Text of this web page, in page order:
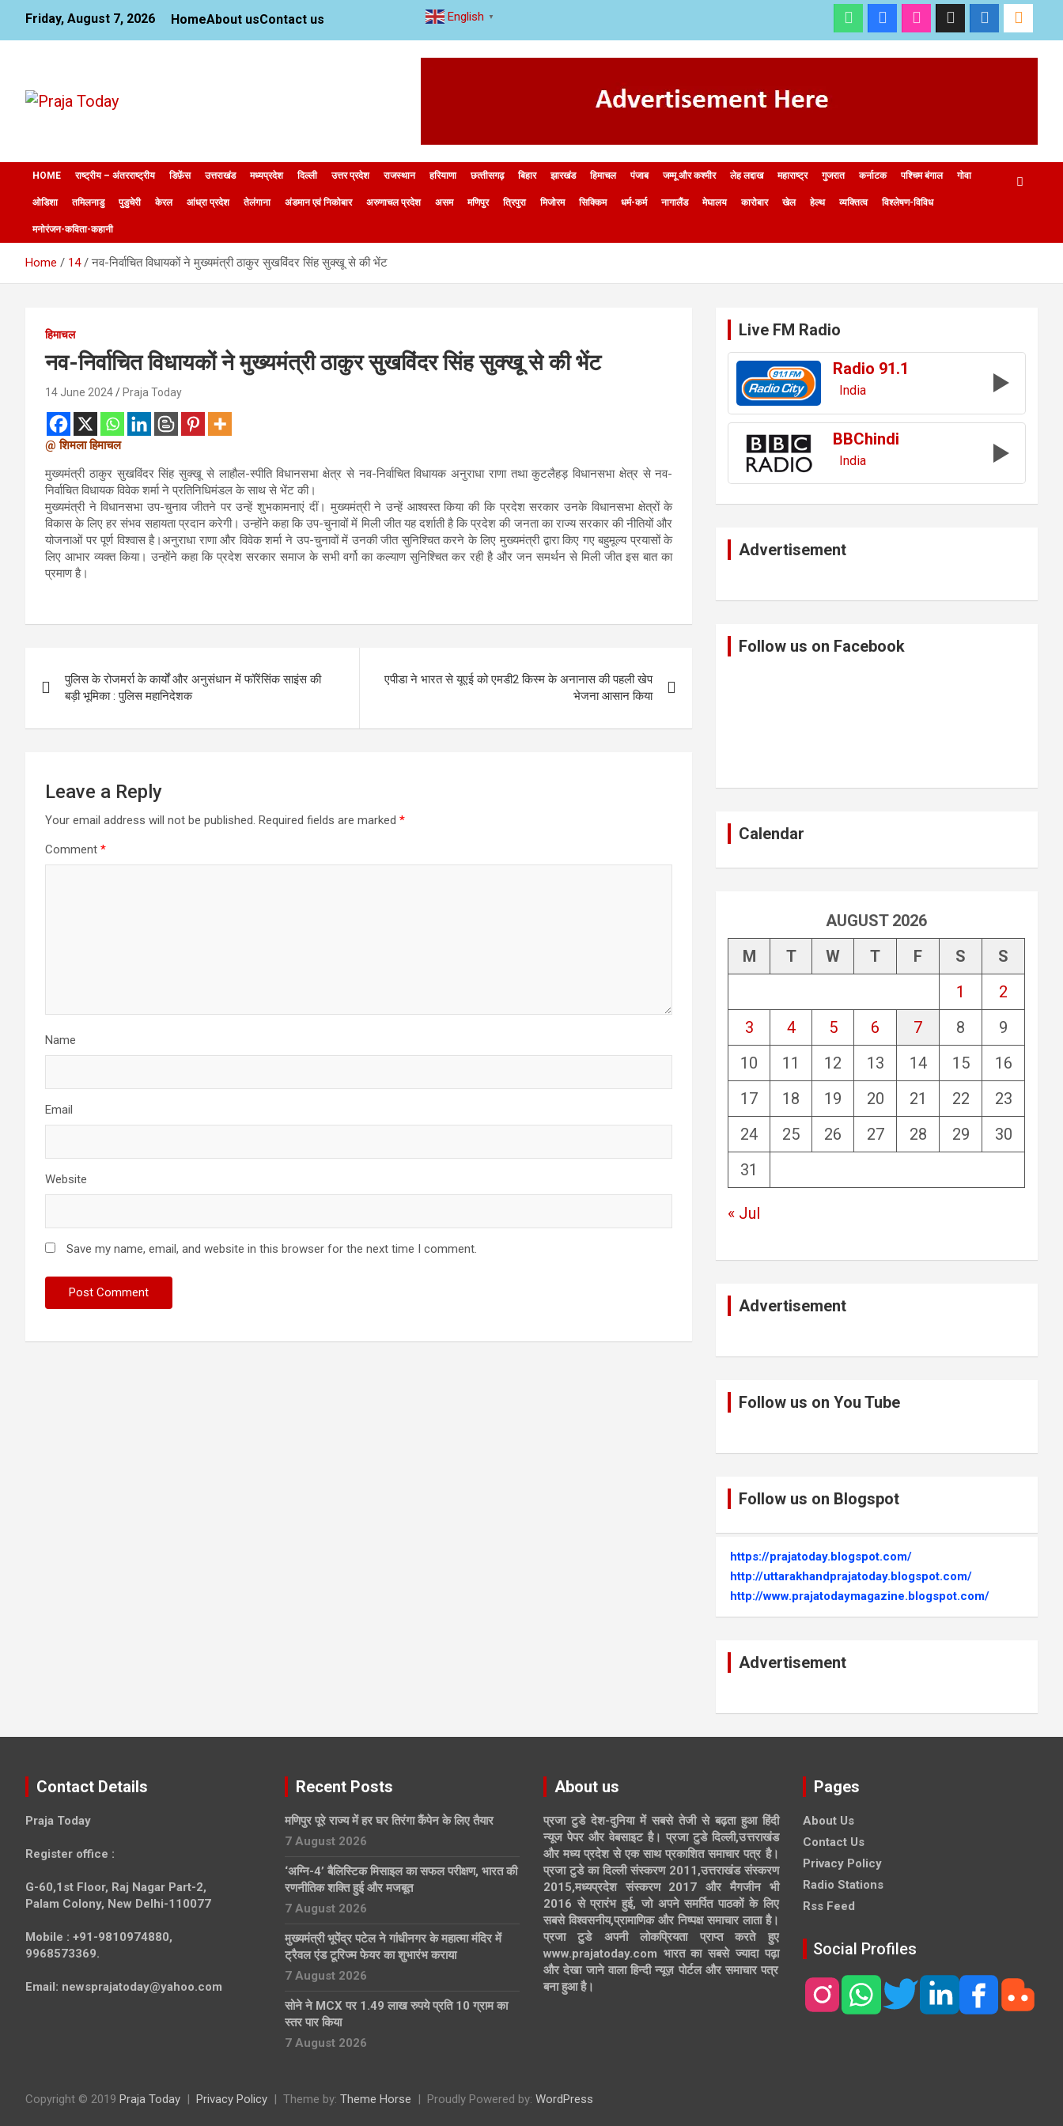
content
Friday, August 7, 2026 HomeAbout usContact us
HOME राष्ट्रीय – अंतरराष्ट्रीय डिफ़ेंस उत्तराखंड मध्यप्रदेश दिल्ली उत्तर प्रदेश राजस्थान हरियाणा छत्‍तीसगढ़ बिहार झारखंड हिमाचल पंजाब जम्मू और कश्मीर लेह लद्दाख महाराष्ट्र गुजरात कर्नाटक पश्चिम बंगाल गोवा
ओडिशा तमिलनाडु पुडुचेरी केरल आंध्रा प्रदेश तेलंगाना अंडमान एवं निकोबार अरुणाचल प्रदेश असम मणिपुर त्रिपुरा मिजोरम सिक्किम धर्म-कर्म नागालैंड मेघालय कारोबार खेल हेल्थ व्यक्तित्व विश्लेषण-विविध
मनोरंजन-कविता-कहानी
Home 14 नव-निर्वाचित विधायकों ने मुख्यमंत्री ठाकुर सुखविंदर सिंह सुक्खू से की भेंट
हिमाचल
नव-निर्वाचित विधायकों ने मुख्यमंत्री ठाकुर सुखविंदर सिंह सुक्खू से की भेंट
14 June 2024 Praja Today
@ शिमला हिमाचल
मुख्यमंत्री ठाकुर सुखविंदर सिंह सुक्खू से लाहौल-स्पीति विधानसभा क्षेत्र से नव-निर्वाचित विधायक अनुराधा राणा तथा कुटलैहड़ विधानसभा क्षेत्र से नव-
निर्वाचित विधायक विवेक शर्मा ने प्रतिनिधिमंडल के साथ से भेंट की।
मुख्यमंत्री ने विधानसभा उप-चुनाव जीतने पर उन्हें शुभकामनाएं दीं। मुख्यमंत्री ने उन्हें आश्वस्त किया की कि प्रदेश सरकार उनके विधानसभा क्षेत्रों के
विकास के लिए हर संभव सहायता प्रदान करेगी। उन्होंने कहा कि उप-चुनावों में मिली जीत यह दर्शाती है कि प्रदेश की जनता का राज्य सरकार की नीतियों और
योजनाओं पर पूर्ण विश्वास है।अनुराधा राणा और विवेक शर्मा ने उप-चुनावों में उनकी जीत सुनिश्चित करने के लिए मुख्यमंत्री द्वारा किए गए बहुमूल्य प्रयासों के
लिए आभार व्यक्त किया। उन्होंने कहा कि प्रदेश सरकार समाज के सभी वर्गो का कल्याण सुनिश्चित कर रही है और जन समर्थन से मिली जीत इस बात का
प्रमाण है।
navigation
पुलिस के रोजमर्रा के कार्यों और अनुसंधान में फॉरेंसिंक साइंस की
बड़ी भूमिका : पुलिस महानिदेशक
एपीडा ने भारत से यूएई को एमडी2 किस्म के अनानास की पहली खेप
भेजना आसान किया
Leave a Reply
Your email address will not be published. Required fields are marked *
Comment *
Name
Email
Website
Save my name, email, and website in this browser for the next time I comment.
Live FM Radio
Radio 91.1
India
BBChindi
India
Advertisement
Follow us on Facebook
Calendar
AUGUST 2026
M
T W T F S
S
1
2
3
4 5 6 7 8
9
10
11 12 13 14 15
16
17
18 19 20 21 22
23
24
25 26 27 28 29
30
31
« Jul
Advertisement
Follow us on You Tube
Follow us on Blogspot
https://prajatoday.blogspot.com/
http://uttarakhandprajatoday.blogspot.com/
http://www.prajatodaymagazine.blogspot.com/
Advertisement
Contact Details
Praja Today
Register office :
G-60,1st Floor, Raj Nagar Part-2,
Palam Colony, New Delhi-110077
Mobile : +91-9810974880,
9968573369.
Email: newsprajatoday@yahoo.com
Recent Posts
मणिपुर पूरे राज्य में हर घर तिरंगा कैंपेन के लिए तैयार
7 August 2026
‘अग्नि-4’ बैलिस्टिक मिसाइल का सफल परीक्षण, भारत की
रणनीतिक शक्ति हुई और मजबूत
7 August 2026
मुख्यमंत्री भूपेंद्र पटेल ने गांधीनगर के महात्मा मंदिर में
ट्रैवल एंड टूरिज्म फेयर का शुभारंभ कराया
7 August 2026
सोने ने MCX पर 1.49 लाख रुपये प्रति 10 ग्राम का
स्तर पार किया
7 August 2026
About us
प्रजा टुडे देश-दुनिया में सबसे तेजी से बढ़ता हुआ हिंदी
न्यूज पेपर और वेबसाइट है। प्रजा टुडे दिल्ली,उत्तराखंड
और मध्य प्रदेश से एक साथ प्रकाशित समाचार पत्र है।
प्रजा टुडे का दिल्ली संस्करण 2011,उत्तराखंड संस्करण
2015,मध्यप्रदेश संस्करण 2017 और मैगजीन भी
2016 से प्रारंभ हुई, जो अपने समर्पित पाठकों के लिए
सबसे विश्वसनीय,प्रामाणिक और निष्पक्ष समाचार लाता है।
प्रजा टुडे अपनी लोकप्रियता प्राप्त करते हुए
www.prajatoday.com भारत का सबसे ज्यादा पढ़ा
और देखा जाने वाला हिन्दी न्यूज़ पोर्टल और समाचार पत्र
बना हुआ है।
Pages
About Us
Contact Us
Privacy Policy
Radio Stations
Rss Feed
Social Profiles
Copyright © 2019 Praja Today Privacy Policy Theme by: Theme Horse Proudly Powered by: WordPress
English ▼